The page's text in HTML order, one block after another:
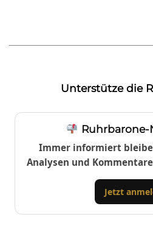
Unterstütze die
Ruhrbarone-
Immer informiert
Analysen und
Jetzt